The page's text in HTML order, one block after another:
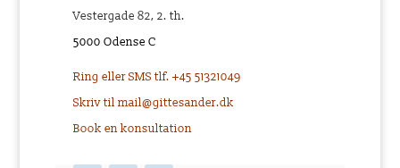
Vestergade 82, 2. th.
5000 Odense C
Ring eller SMS tlf. +45 51321049
Skriv til mail@gittesander.dk
Book en konsultation